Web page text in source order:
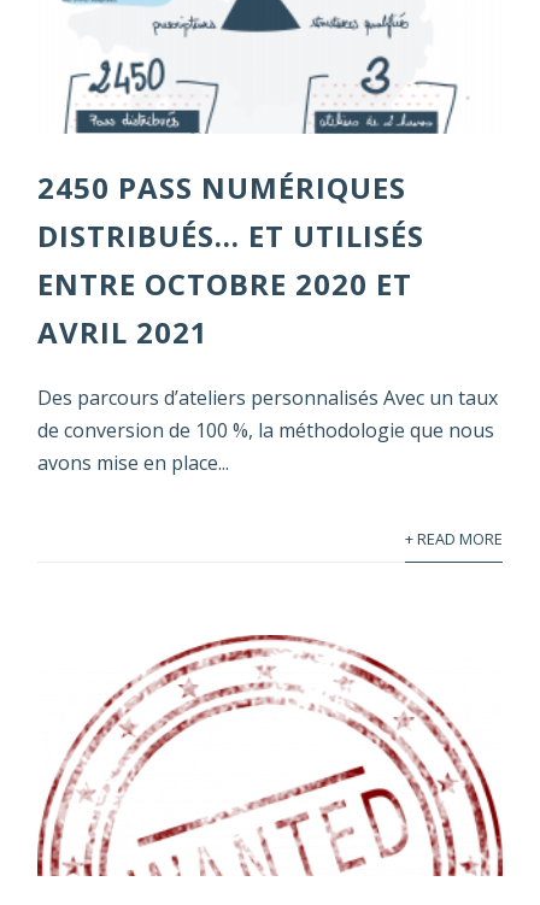
2450 PASS NUMÉRIQUES
DISTRIBUÉS… ET UTILISÉS
ENTRE OCTOBRE 2020 ET
AVRIL 2021
Des parcours d’ateliers personnalisés Avec un taux
de conversion de 100 %, la méthodologie que nous
avons mise en place...
+ READ MORE